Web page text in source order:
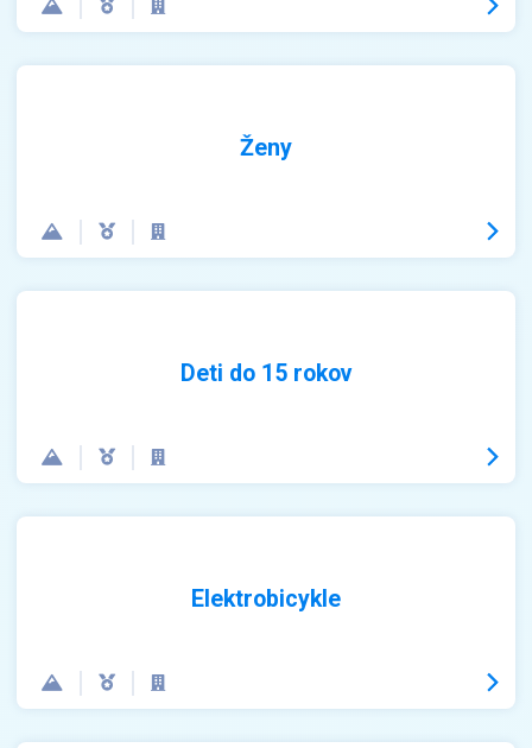
Ženy
Deti do 15 rokov
Elektrobicykle